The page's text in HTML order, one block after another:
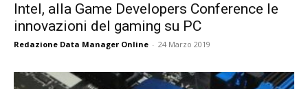
Intel, alla Game Developers Conference le
innovazioni del gaming su PC
Redazione Data Manager Online - 24 Marzo 2019